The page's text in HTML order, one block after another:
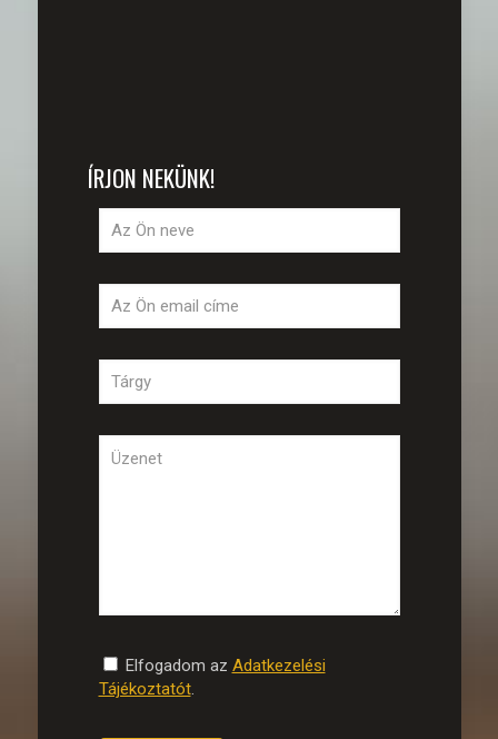
ÍRJON NEKÜNK!
Elfogadom az Adatkezelési
Tájékoztatót.